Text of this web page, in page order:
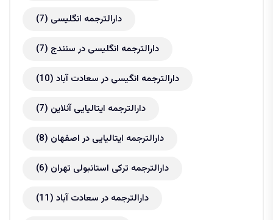
دارالترجمه انگلیسی (7)
دارالترجمه انگلیسی در سنندج (7)
دارالترجمه انگیسی در سعادت آباد (10)
دارالترجمه ایتالیایی آنلاین (7)
دارالترجمه ایتالیایی در اصفهان (8)
دارالترجمه ترکی استانبولی تهران (6)
دارالترجمه در سعادت آباد (11)